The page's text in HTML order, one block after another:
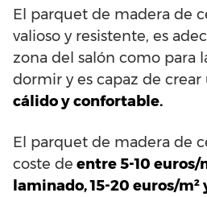
El parquet de madera de
valioso y resistente, es
zona del salón como para
dormir y es capaz de crear
cálido y confortable.
El parquet de madera de
coste de entre 5-10 euros/
laminado, 15-20 euros/m²